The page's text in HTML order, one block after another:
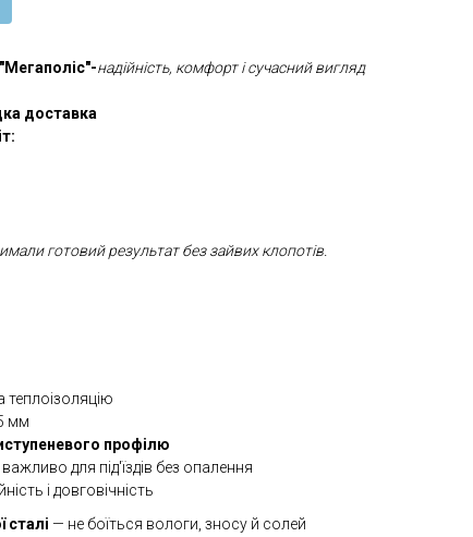
"Мегаполіс"-надійність, комфорт і сучасний вигляд
доставка
готовий результат без зайвих клопотів.
теплоізоляцію
мм
профілю
для під'їздів без опалення
і довговічність
сталі — не боїться вологи, зносу й солей